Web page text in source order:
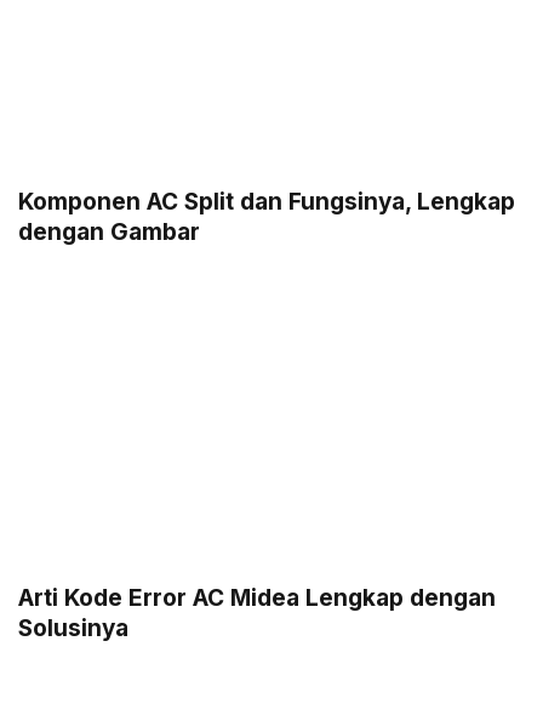
Komponen AC Split dan Fungsinya, Lengkap
dengan Gambar
Arti Kode Error AC Midea Lengkap dengan
Solusinya